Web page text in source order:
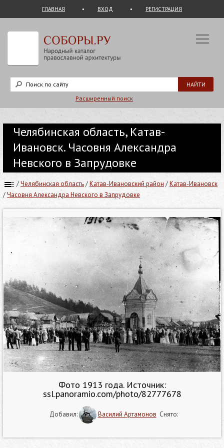
ГЛАВНАЯ ВХОД РЕГИСТРАЦИЯ
Расширенный поиск
Челябинская область, Катав-
Ивановск. Часовня Александра
Невского в Запрудовке
/Челябинская область/Катав-Ивановский район /Катав-Ивановск
/Часовня Александра Невского в Запрудовке
Фото 1913 года. Источник:
ssl.panoramio.com/photo/82777678
Добавил: Василий Артамонов Снято: